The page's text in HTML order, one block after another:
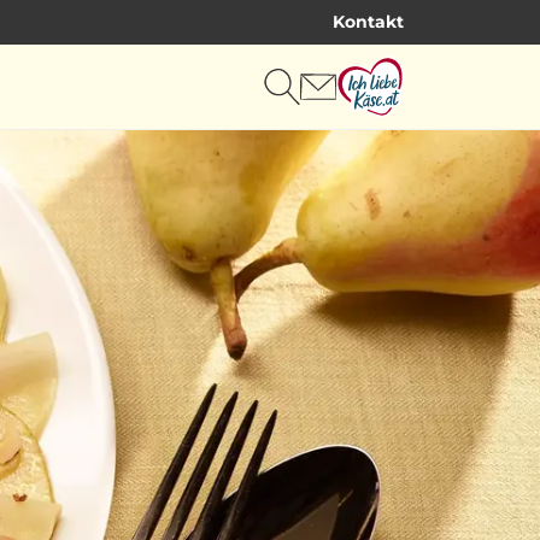
Kontakt